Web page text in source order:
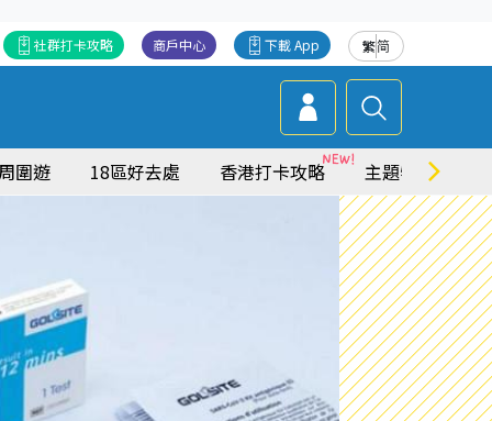
繁简
下載 App
商戶中心
社群打卡攻略
圍遊 18區好去處 香港打卡攻略 主題特集